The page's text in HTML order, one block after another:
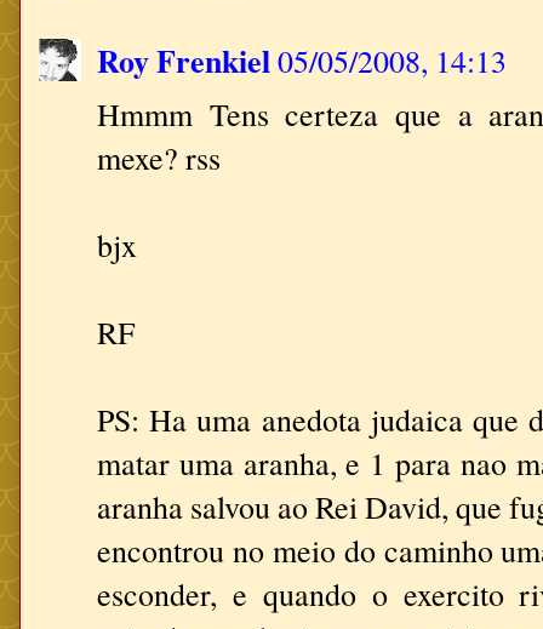
Roy Frenkiel05/05/2008, 14:13
Hmmm Tens certeza que a
mexe? rss
bjx
RF
PS: Ha uma anedota judaica que
matar uma aranha, e 1 para nao
aranha salvou ao Rei David, que
encontrou no meio do caminho
esconder, e quando o exercito